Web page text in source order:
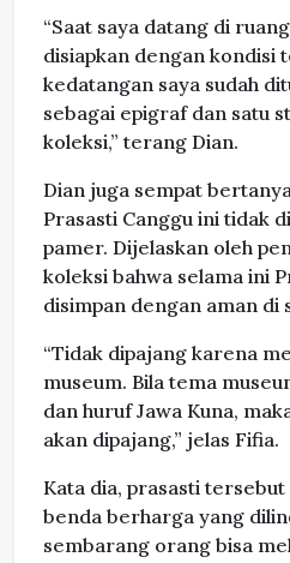
“Saat saya datang di
disiapkan dengan kondisi
kedatangan saya sudah
sebagai epigraf dan satu
koleksi,” terang Dian.
Dian juga sempat
Prasasti Canggu ini tidak
pamer. Dijelaskan oleh
koleksi bahwa selama ini
disimpan dengan aman di
“Tidak dipajang karena
museum. Bila tema
dan huruf Jawa Kuna,
akan dipajang,” jelas Fifia.
Kata dia, prasasti
benda berharga yang
sembarang orang bisa